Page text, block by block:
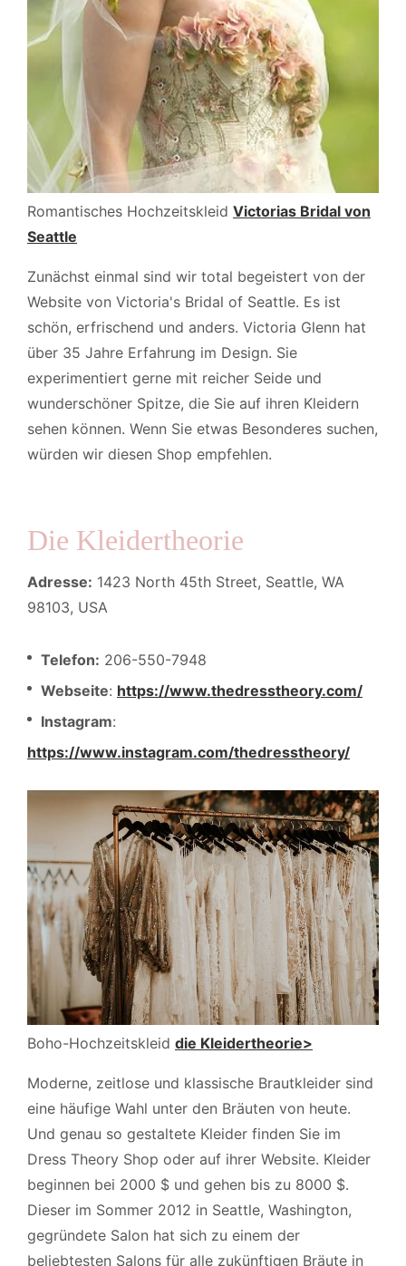
Romantisches Hochzeitskleid Victorias Bridal von
Seattle
Zunächst einmal sind wir total begeistert von der
Website von Victoria's Bridal of Seattle. Es ist
schön, erfrischend und anders. Victoria Glenn hat
über 35 Jahre Erfahrung im Design. Sie
experimentiert gerne mit reicher Seide und
wunderschöner Spitze, die Sie auf ihren Kleidern
sehen können. Wenn Sie etwas Besonderes suchen,
würden wir diesen Shop empfehlen.
Die Kleidertheorie
Adresse: 1423 North 45th Street, Seattle, WA
98103, USA
Telefon: 206-550-7948
Webseite: https://www.thedresstheory.com/
Instagram:
https://www.instagram.com/thedresstheory/
Boho-Hochzeitskleid die Kleidertheorie>
Moderne, zeitlose und klassische Brautkleider sind
eine häufige Wahl unter den Bräuten von heute.
Und genau so gestaltete Kleider finden Sie im
Dress Theory Shop oder auf ihrer Website. Kleider
beginnen bei 2000 $ und gehen bis zu 8000 $.
Dieser im Sommer 2012 in Seattle, Washington,
gegründete Salon hat sich zu einem der
beliebtesten Salons für alle zukünftigen Bräute in